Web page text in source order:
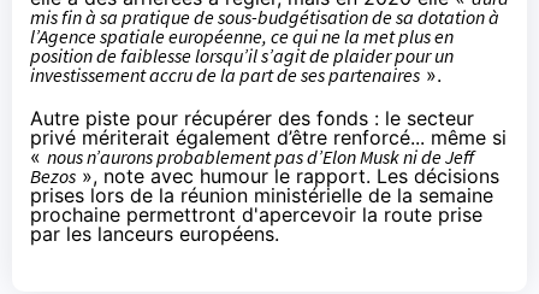
mis fin à sa pratique de sous-budgétisation de sa dotation à
l’Agence spatiale européenne, ce qui ne la met plus en
position de faiblesse lorsqu’il s’agit de plaider pour un
investissement accru de la part de ses partenaires ».
Autre piste pour récupérer des fonds : le secteur
privé mériterait également d’être renforcé... même si
« nous n’aurons probablement pas d’Elon Musk ni de Jeff
Bezos », note avec humour le rapport. Les décisions
prises lors de la réunion ministérielle de la semaine
prochaine permettront d'apercevoir la route prise
par les lanceurs européens.